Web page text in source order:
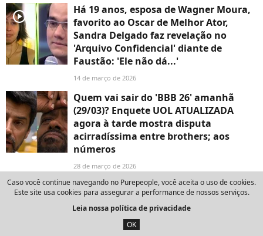
player2
Há 19 anos, esposa de Wagner Moura,
favorito ao Oscar de Melhor Ator,
Sandra Delgado faz revelação no
'Arquivo Confidencial' diante de
Faustão: 'Ele não dá...'
14 de março de 2026
Quem vai sair do 'BBB 26' amanhã
(29/03)? Enquete UOL ATUALIZADA
agora à tarde mostra disputa
acirradíssima entre brothers; aos
números
28 de março de 2026
Gente? Milena leva 'fora' de Gil do
Vigor após atrapalhar momento de
publi com Cowboy no 'BBB 26' e recusa
selfie em grupo: 'Que desrespeito'
Caso você continue navegando no Purepeople, você aceita o uso de cookies.
Este site usa cookies para assegurar a performance de nossos serviços.
Leia nossa política de privacidade
OK